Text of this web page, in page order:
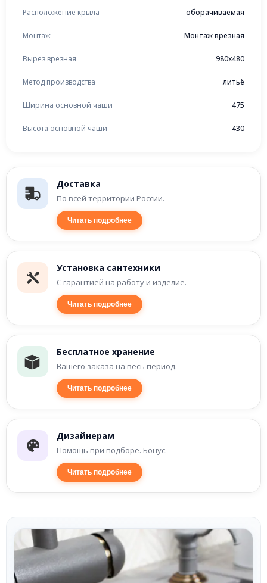
Доставка
По всей территории России.
Читать подробнее
Установка сантехники
С гарантией на работу и изделие.
Читать подробнее
Бесплатное хранение
Вашего заказа на весь период.
Читать подробнее
Дизайнерам
Помощь при подборе. Бонус.
Читать подробнее
Расположение крыла оборачиваемая
Монтаж Монтаж врезная
Вырез врезная 980x480
Метод производства литьё
Ширина основной чаши 475
Высота основной чаши 430